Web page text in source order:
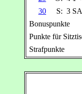
30
S: 3
Bonuspunkte
Punkte für
Strafpunkte